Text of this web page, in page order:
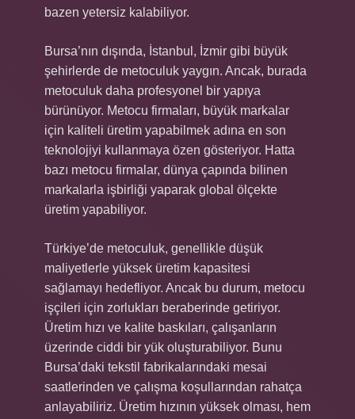
bazen yetersiz kalabiliyor.
Bursa’nın dışında, İstanbul, İzmir gibi büyük
şehirlerde de metoculuk yaygın. Ancak, burada
metoculuk daha profesyonel bir yapıya
bürünüyor. Metocu firmaları, büyük markalar
için kaliteli üretim yapabilmek adına en son
teknolojiyi kullanmaya özen gösteriyor. Hatta
bazı metocu firmalar, dünya çapında bilinen
markalarla işbirliği yaparak global ölçekte
üretim yapabiliyor.
Türkiye’de metoculuk, genellikle düşük
maliyetlerle yüksek üretim kapasitesi
sağlamayı hedefliyor. Ancak bu durum, metocu
işçileri için zorlukları beraberinde getiriyor.
Üretim hızı ve kalite baskıları, çalışanların
üzerinde ciddi bir yük oluşturabiliyor. Bunu
Bursa’daki tekstil fabrikalarındaki mesai
saatlerinden ve çalışma koşullarından rahatça
anlayabiliriz. Üretim hızının yüksek olması, hem